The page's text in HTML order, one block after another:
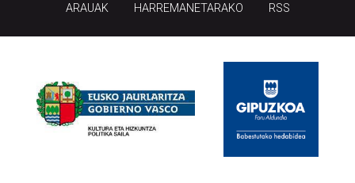
ARAUAK HARREMANETARAKO RSS